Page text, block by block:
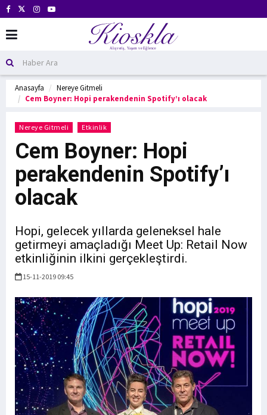
Anasayfa
Nereye Gitmeli
Cem Boyner: Hopi perakendenin Spotify’ı olacak
Nereye Gitmeli Etkinlik
Cem Boyner: Hopi
perakendenin Spotify’ı
olacak
Hopi, gelecek yıllarda geleneksel hale
getirmeyi amaçladığı Meet Up: Retail Now
etkinliğinin ilkini gerçekleştirdi.
15-11-2019 09:45